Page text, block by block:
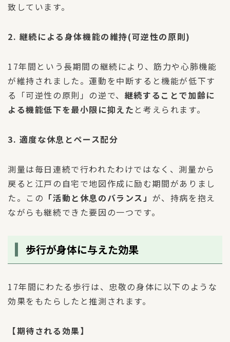
致しています。
2. 継続による身体機能の維持(可逆性の原則)
17年間という長期間の継続により、筋力や心肺機能
が維持されました。運動を中断すると機能が低下す
る「可逆性の原則」の逆で、 継続することで加齢に
よる機能低下を最小限に抑えた と考えられます。
3. 適度な休息とペース配分
測量は毎日連続で行われたわけではなく、測量から
戻ると江戸の自宅で地図作成に励む期間がありまし
た。この 「活動と休息のバランス」 が、持病を抱え
ながらも継続できた要因の一つです。
歩行が身体に与えた効果
17年間にわたる歩行は、忠敬の身体に以下のような
効果をもたらしたと推測されます。
【期待される効果】